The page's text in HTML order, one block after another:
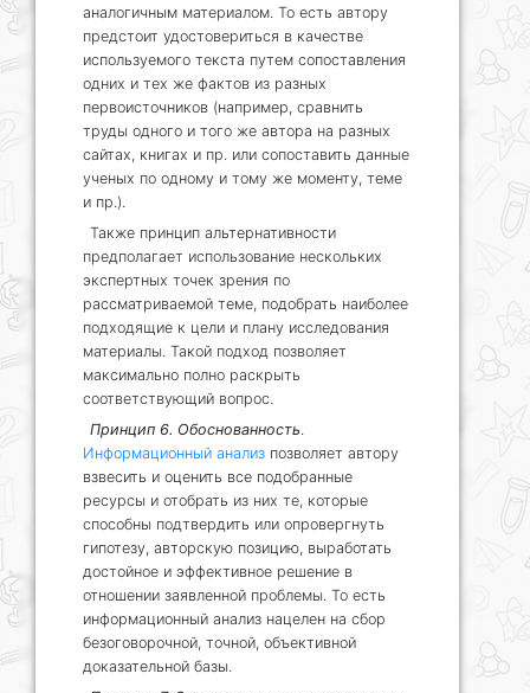
аналогичным материалом. То есть автору
предстоит удостовериться в качестве
используемого текста путем сопоставления
одних и тех же фактов из разных
первоисточников (например, сравнить
труды одного и того же автора на разных
сайтах, книгах и пр. или сопоставить данные
ученых по одному и тому же моменту, теме
и пр.).
Также принцип альтернативности
предполагает использование нескольких
экспертных точек зрения по
рассматриваемой теме, подобрать наиболее
подходящие к цели и плану исследования
материалы. Такой подход позволяет
максимально полно раскрыть
соответствующий вопрос.
Принцип 6. Обоснованность.
Информационный анализ позволяет автору
взвесить и оценить все подобранные
ресурсы и отобрать из них те, которые
способны подтвердить или опровергнуть
гипотезу, авторскую позицию, выработать
достойное и эффективное решение в
отношении заявленной проблемы. То есть
информационный анализ нацелен на сбор
безоговорочной, точной, объективной
доказательной базы.